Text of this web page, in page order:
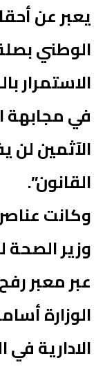
يعبر عن
الوطني
الاستمرار
في مجابهة
الآثمين
القانون”.
وكانت
وزير
عبر معبر
الوزارة
الادارية في